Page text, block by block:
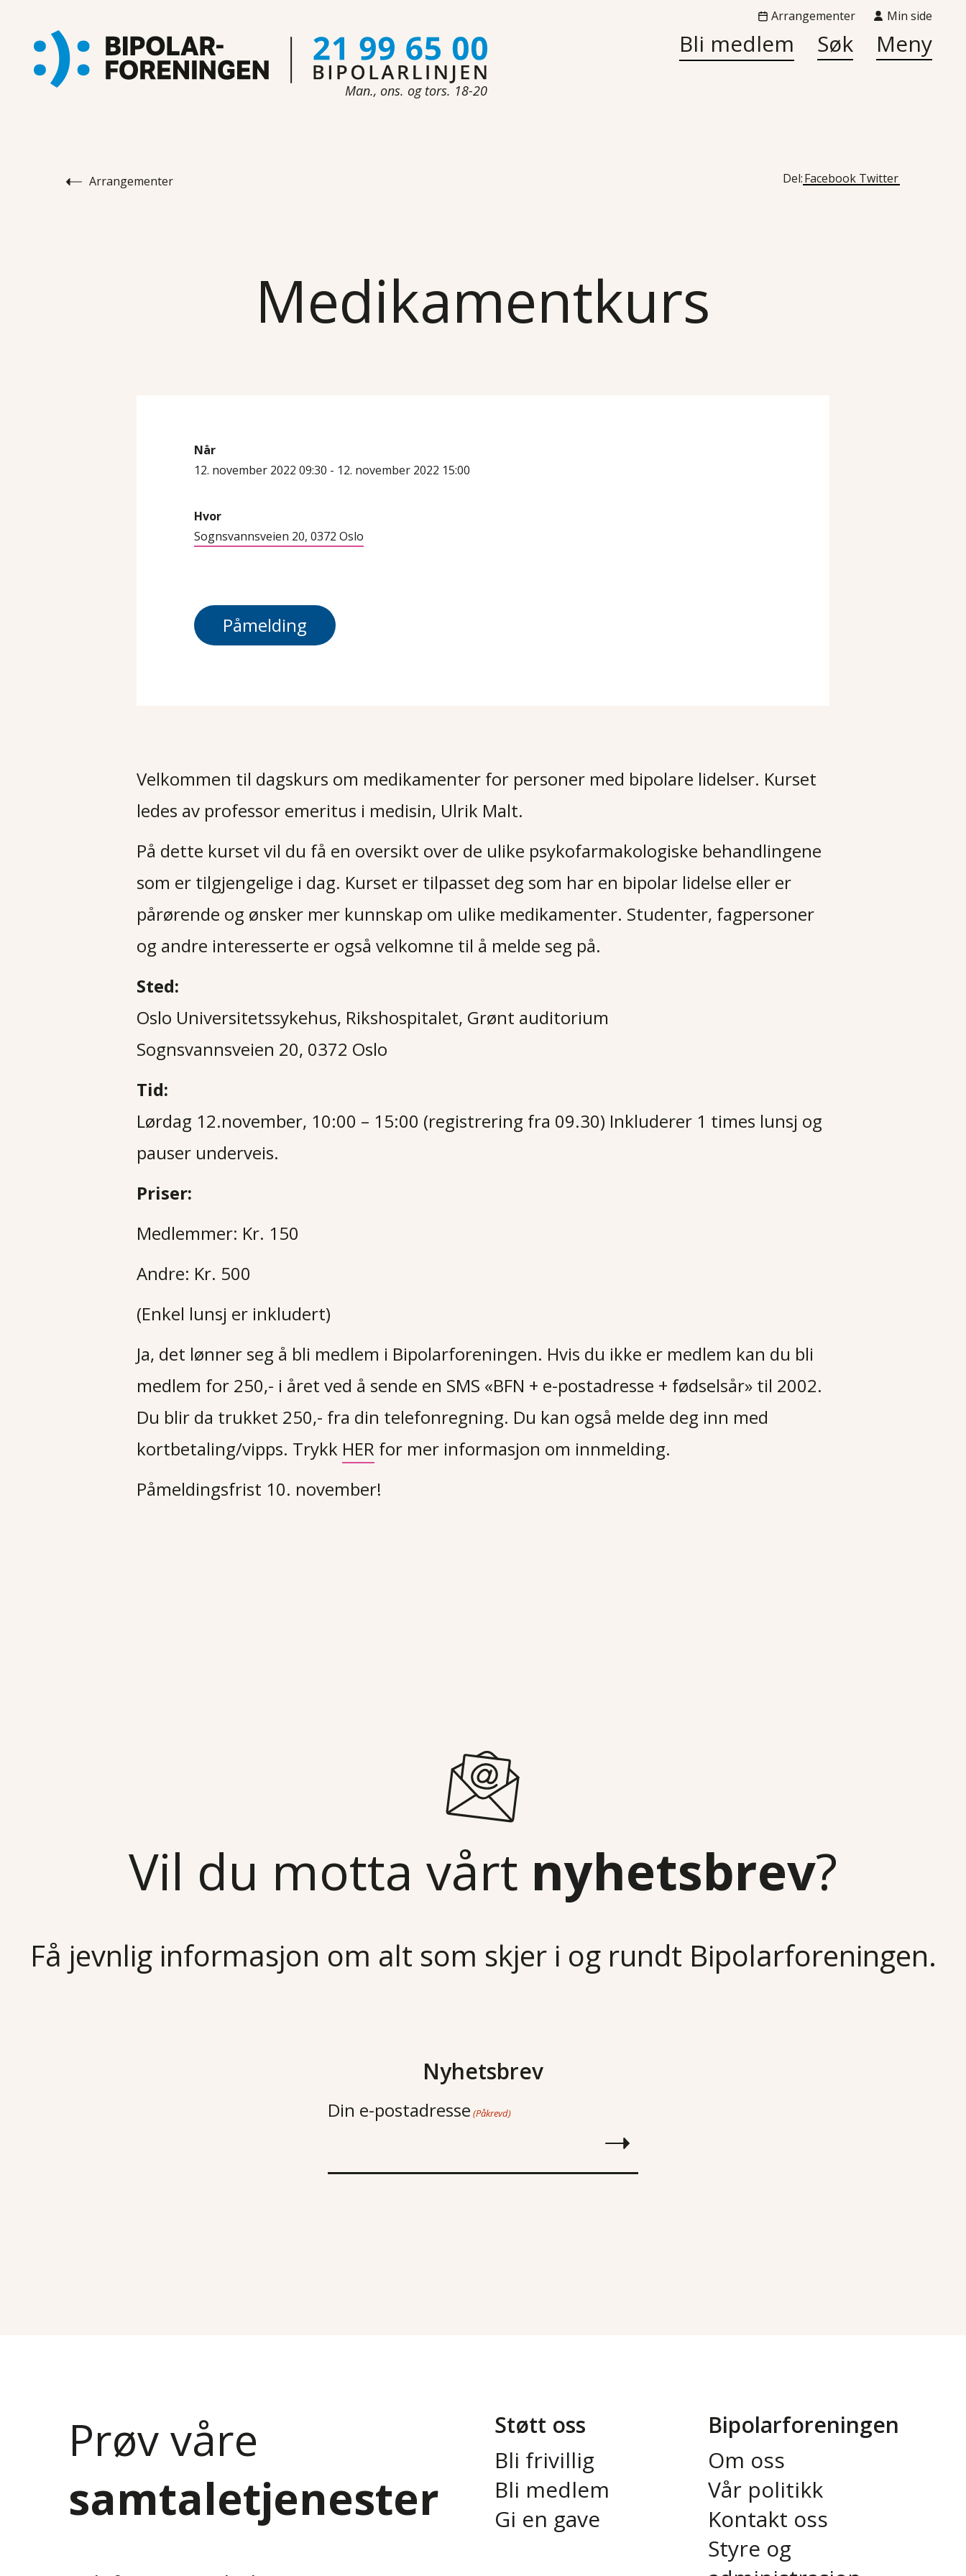
Arrangementer Min side
Man., ons. og tors. 18-20
Bli medlem Søk Meny
Del:Facebook Twitter
Arrangementer
Medikamentkurs
Når
12. november 2022 09:30 - 12. november 2022 15:00
Hvor
Sognsvannsveien 20, 0372 Oslo
Påmelding
Velkommen til dagskurs om medikamenter for personer med bipolare lidelser. Kurset
ledes av professor emeritus i medisin, Ulrik Malt.
På dette kurset vil du få en oversikt over de ulike psykofarmakologiske behandlingene
som er tilgjengelige i dag. Kurset er tilpasset deg som har en bipolar lidelse eller er
pårørende og ønsker mer kunnskap om ulike medikamenter. Studenter, fagpersoner
og andre interesserte er også velkomne til å melde seg på.
Sted:
Oslo Universitetssykehus, Rikshospitalet, Grønt auditorium
Sognsvannsveien 20, 0372 Oslo
Tid:
Lørdag 12.november, 10:00 – 15:00 (registrering fra 09.30) Inkluderer 1 times lunsj og
pauser underveis.
Priser:
Medlemmer: Kr. 150
Andre: Kr. 500
(Enkel lunsj er inkludert)
Ja, det lønner seg å bli medlem i Bipolarforeningen. Hvis du ikke er medlem kan du bli
medlem for 250,- i året ved å sende en SMS «BFN + e-postadresse + fødselsår» til 2002.
Du blir da trukket 250,- fra din telefonregning. Du kan også melde deg inn med
kortbetaling/vipps. Trykk HER for mer informasjon om innmelding.
Påmeldingsfrist 10. november!
Vil du motta vårt nyhetsbrev?
Få jevnlig informasjon om alt som skjer i og rundt Bipolarforeningen.
Nyhetsbrev
Din e-postadresse (Påkrevd)
Prøv våre
samtaletjenester
Støtt oss
Bli frivillig
Bli medlem
Gi en gave
Bipolarforeningen
Om oss
Vår politikk
Kontakt oss
Styre og